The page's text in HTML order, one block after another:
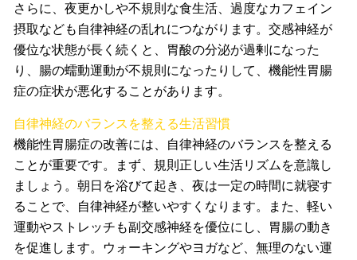
さらに、夜更かしや不規則な食生活、過度なカフェイン
摂取なども自律神経の乱れにつながります。交感神経が
優位な状態が長く続くと、胃酸の分泌が過剰になった
り、腸の蠕動運動が不規則になったりして、機能性胃腸
症の症状が悪化することがあります。
自律神経のバランスを整える生活習慣
機能性胃腸症の改善には、自律神経のバランスを整える
ことが重要です。まず、規則正しい生活リズムを意識し
ましょう。朝日を浴びて起き、夜は一定の時間に就寝す
ることで、自律神経が整いやすくなります。また、軽い
運動やストレッチも副交感神経を優位にし、胃腸の動き
を促進します。ウォーキングやヨガなど、無理のない運